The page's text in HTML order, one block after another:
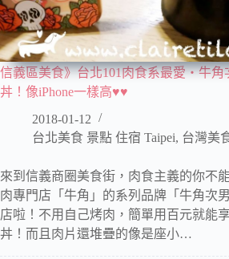
信義區美食》台北101肉食系最愛‧牛角
丼！像iPhone一樣高♥♥
2018-01-12
台北美食 景點 住宿 Taipei, 台灣美
來到信義商圈美食街，肉食主義的你不
肉專門店「牛角」的系列品牌「牛角次
店啦！不用自己烤肉，簡單用百元就能
丼！而且肉片還堆疊的像是座小…